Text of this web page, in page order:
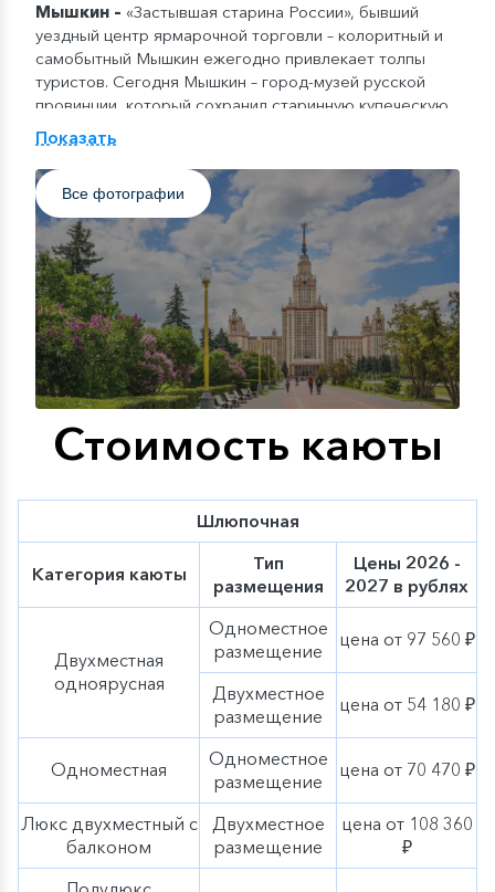
Мышкин – «Застывшая старина России», бывший
уездный центр ярмарочной торговли – колоритный и
самобытный Мышкин ежегодно привлекает толпы
туристов. Сегодня Мышкин – город-музей русской
провинции, который сохранил старинную купеческую
застройку и размеренный уклад жизни. Здесь
находится усадьба купца-миллионера Т.В. Чистова с
двухэтажным особняком, музей русских валенок,
старинная мельница и, конечно же, Успенский собор.
Углич–один из древнейших городов России,
вошедший в Московское княжество в XIV веке. Здесь
находится Кремль и церковь Царевича Дмитрия, в
которой выставлена уникальная фреска XVIII века,
рассказывающая о трагической гибели царского
сына. Также интересен Спасо-Преображенский
собор и Богоявленский монастырь.
«Осень в круизах с ВодоходЪ» — концепция круизных
путешествий, вдохновленная несравненной речной
романтикой бархатного сезона. На теплоходах
компании с наступлением сентября начнут появляться
дополнительные элементы осеннего декора,
меню нашей оригинальной гастрономической
концепции «Родные берега». Ощутите
осени вместе с «ВодоходЪ»!
Показать
Все фотографии
Стоимость каюты
Шлюпочная
Категория каюты
Тип
размещения
Цены 2026 -
2027 в рублях
Двухместная
одноярусная
Одноместное
размещение
цена от 97 560 ₽
Двухместное
размещение
цена от 54 180 ₽
Одноместная
Одноместное
размещение
цена от 70 470 ₽
Люкс двухместный с
балконом
Двухместное
размещение
цена от 108 360
₽